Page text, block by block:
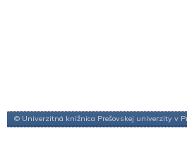
© Univerzitná knižnica Prešovskej univerzity v